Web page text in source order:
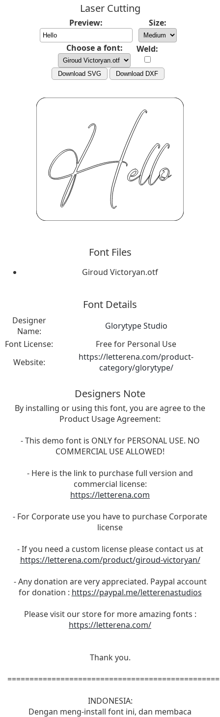
Laser Cutting
Preview: Size:
Choose a font: Weld:
Download SVG Download DXF
Font Files
Giroud Victoryan.otf
Font Details
Designer
Name:
Glorytype Studio
Font License:
Free for Personal Use
Website:
https://letterena.com/product-
category/glorytype/
Designers Note
By installing or using this font, you are agree to the
Product Usage Agreement:
- This demo font is ONLY for PERSONAL USE. NO
COMMERCIAL USE ALLOWED!
- Here is the link to purchase full version and
commercial license:
https://letterena.com
- For Corporate use you have to purchase Corporate
license
- If you need a custom license please contact us at
https://letterena.com/product/giroud-victoryan/
- Any donation are very appreciated. Paypal account
for donation : https://paypal.me/letterenastudios
Please visit our store for more amazing fonts :
https://letterena.com/
Thank you.
INDONESIA:
Dengan meng-install font ini, dan membaca